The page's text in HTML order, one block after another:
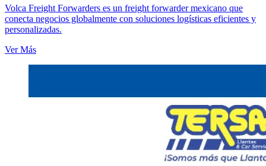
Volca Freight Forwarders es un freight forwarder mexicano que
conecta negocios globalmente con soluciones logísticas eficientes y
personalizadas.
Ver Más